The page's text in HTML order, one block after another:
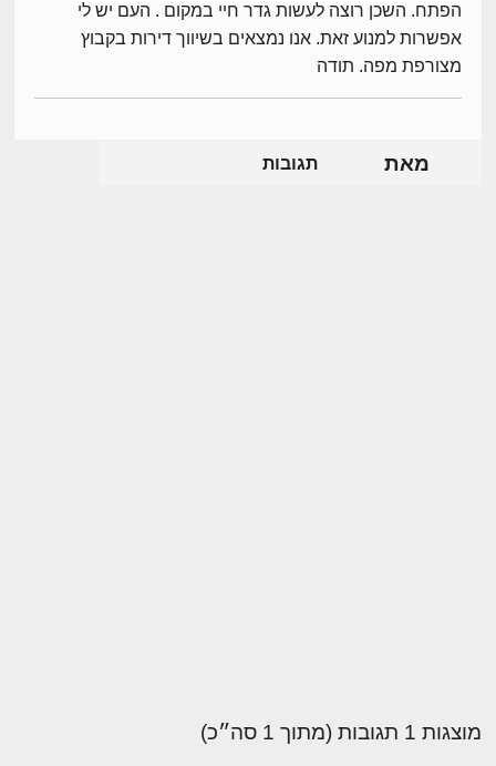
הפתח. השכן רוצה לעשות גדר חיי במקום . העם יש לי
אפשרות למנוע זאת. אנו נמצאים בשיווך דירות בקבוץ
מצורפת מפה. תודה
מאת תגובות
מוצגות 1 תגובות (מתוך 1 סה״כ)